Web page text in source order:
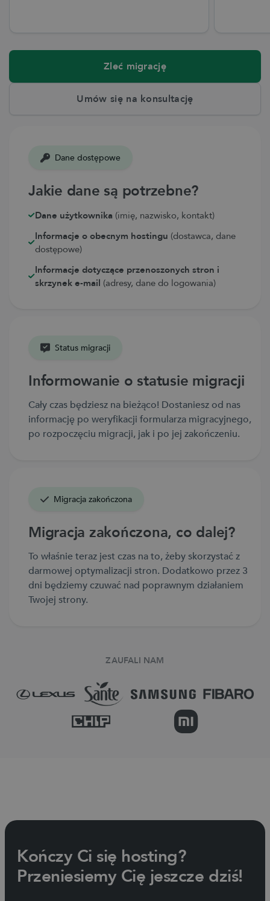
Zleć migrację
Umów się na konsultację
Dane dostępowe
Jakie dane są potrzebne?
Dane użytkownika (imię, nazwisko, kontakt)
Informacje o obecnym hostingu (dostawca, dane
dostępowe)
Informacje dotyczące przenoszonych stron i
skrzynek e-mail (adresy, dane do logowania)
Status migracji
Informowanie o statusie migracji
Cały czas będziesz na bieżąco! Dostaniesz od nas
informację po weryfikacji formularza migracyjnego,
po rozpoczęciu migracji, jak i po jej zakończeniu.
Migracja zakończona
Migracja zakończona, co dalej?
To właśnie teraz jest czas na to, żeby skorzystać z
darmowej optymalizacji stron. Dodatkowo przez 3
dni będziemy czuwać nad poprawnym działaniem
Twojej strony.
ZAUFALI NAM
Kończy Ci się hosting?
Przeniesiemy Cię jeszcze dziś!